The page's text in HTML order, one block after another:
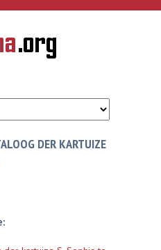
DER KARTUIZE